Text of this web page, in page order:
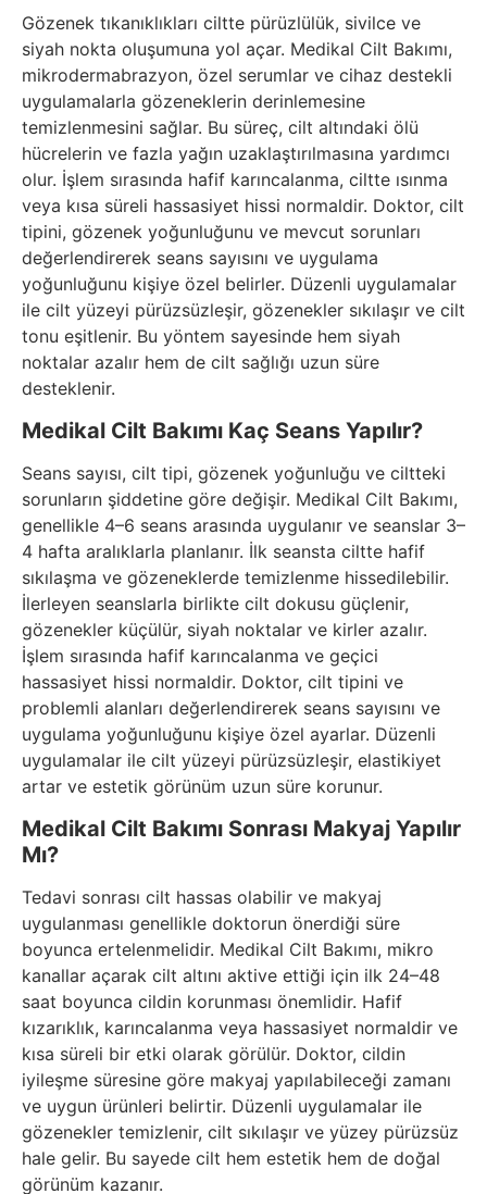
Gözenek tıkanıklıkları ciltte pürüzlülük, sivilce ve
siyah nokta oluşumuna yol açar. Medikal Cilt Bakımı,
mikrodermabrazyon, özel serumlar ve cihaz destekli
uygulamalarla gözeneklerin derinlemesine
temizlenmesini sağlar. Bu süreç, cilt altındaki ölü
hücrelerin ve fazla yağın uzaklaştırılmasına yardımcı
olur. İşlem sırasında hafif karıncalanma, ciltte ısınma
veya kısa süreli hassasiyet hissi normaldir. Doktor, cilt
tipini, gözenek yoğunluğunu ve mevcut sorunları
değerlendirerek seans sayısını ve uygulama
yoğunluğunu kişiye özel belirler. Düzenli uygulamalar
ile cilt yüzeyi pürüzsüzleşir, gözenekler sıkılaşır ve cilt
tonu eşitlenir. Bu yöntem sayesinde hem siyah
noktalar azalır hem de cilt sağlığı uzun süre
desteklenir.
Medikal Cilt Bakımı Kaç Seans Yapılır?
Seans sayısı, cilt tipi, gözenek yoğunluğu ve ciltteki
sorunların şiddetine göre değişir. Medikal Cilt Bakımı,
genellikle 4–6 seans arasında uygulanır ve seanslar 3–
4 hafta aralıklarla planlanır. İlk seansta ciltte hafif
sıkılaşma ve gözeneklerde temizlenme hissedilebilir.
İlerleyen seanslarla birlikte cilt dokusu güçlenir,
gözenekler küçülür, siyah noktalar ve kirler azalır.
İşlem sırasında hafif karıncalanma ve geçici
hassasiyet hissi normaldir. Doktor, cilt tipini ve
problemli alanları değerlendirerek seans sayısını ve
uygulama yoğunluğunu kişiye özel ayarlar. Düzenli
uygulamalar ile cilt yüzeyi pürüzsüzleşir, elastikiyet
artar ve estetik görünüm uzun süre korunur.
Medikal Cilt Bakımı Sonrası Makyaj Yapılır
Mı?
Tedavi sonrası cilt hassas olabilir ve makyaj
uygulanması genellikle doktorun önerdiği süre
boyunca ertelenmelidir. Medikal Cilt Bakımı, mikro
kanallar açarak cilt altını aktive ettiği için ilk 24–48
saat boyunca cildin korunması önemlidir. Hafif
kızarıklık, karıncalanma veya hassasiyet normaldir ve
kısa süreli bir etki olarak görülür. Doktor, cildin
iyileşme süresine göre makyaj yapılabileceği zamanı
ve uygun ürünleri belirtir. Düzenli uygulamalar ile
gözenekler temizlenir, cilt sıkılaşır ve yüzey pürüzsüz
hale gelir. Bu sayede cilt hem estetik hem de doğal
görünüm kazanır.